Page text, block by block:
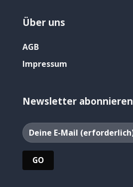
Über uns
AGB
Impressum
Newsletter abonnieren